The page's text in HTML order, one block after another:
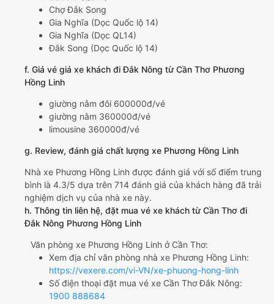
Chợ Đắk Song
Gia Nghĩa (Dọc Quốc lộ 14)
Gia Nghĩa (Dọc QL14)
Đắk Song (Dọc Quốc lộ 14)
f. Giá vé giá xe khách đi Đắk Nông từ Cần Thơ Phương
Hồng Linh
giường nằm đôi 600000đ/vé
giường nằm 360000đ/vé
limousine 360000đ/vé
g. Review, đánh giá chất lượng xe Phương Hồng Linh
Nhà xe Phương Hồng Linh được đánh giá với số điểm trung
bình là 4.3/5 dựa trên 714 đánh giá của khách hàng đã trải
nghiệm dịch vụ của nhà xe này.
h. Thông tin liên hệ, đặt mua vé xe khách từ Cần Thơ đi
Đắk Nông Phương Hồng Linh
Văn phòng xe Phương Hồng Linh ở Cần Thơ:
Xem địa chỉ văn phòng nhà xe Phương Hồng Linh:
https://vexere.com/vi-VN/xe-phuong-hong-linh
Số điện thoại đặt mua vé xe Cần Thơ Đắk Nông:
1900 888684